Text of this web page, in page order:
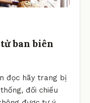
ban biên
đọc hãy trang bị
đối chiếu